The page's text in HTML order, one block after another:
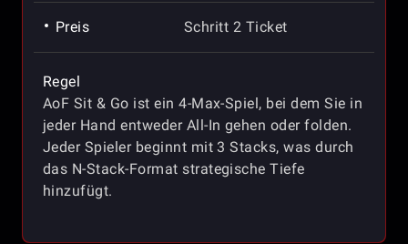
Preis Schritt 2 Ticket
Regel
AoF Sit & Go ist ein 4-Max-Spiel, bei dem Sie in
jeder Hand entweder All-In gehen oder folden.
Jeder Spieler beginnt mit 3 Stacks, was durch
das N-Stack-Format strategische Tiefe
hinzufügt.